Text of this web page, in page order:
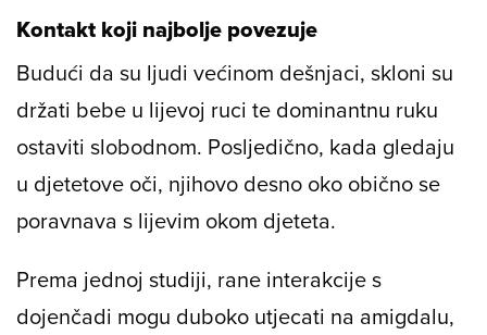
Kontakt koji najbolje povezuje
Budući da su ljudi većinom dešnjaci, skloni su
držati bebe u lijevoj ruci te dominantnu ruku
ostaviti slobodnom. Posljedično, kada gledaju
u djetetove oči, njihovo desno oko obično se
poravnava s lijevim okom djeteta.
Prema jednoj studiji, rane interakcije s
dojenčadi mogu duboko utjecati na amigdalu,